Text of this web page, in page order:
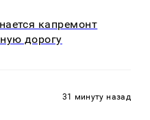
капремонт
дорогу
31 минуту назад